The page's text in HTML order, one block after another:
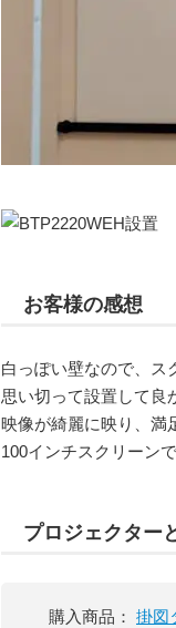
お客様の感想
白っぽい壁なので、ス
思い切って設置して良
映像が綺麗に映り、満
100インチスクリーン
プロジェクター
購入商品： 掛図